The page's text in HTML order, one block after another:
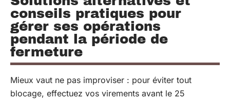
conseils pratiques pour
gérer ses opérations
pendant la période de
fermeture
Mieux vaut ne pas improviser : pour éviter tout
blocage, effectuez vos virements avant le 25